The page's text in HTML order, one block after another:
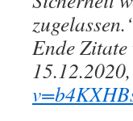
Ende Zitate
15.12.2020,